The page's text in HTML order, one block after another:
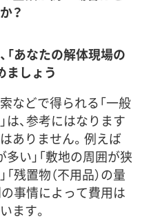
？
「あなたの解体現場の
ましょう
などで得られる「一般
は、参考にはなります
ありません。例えば
多い」「敷地の周囲が狭
残置物（不用品）の量
の事情によって費用は
ます。